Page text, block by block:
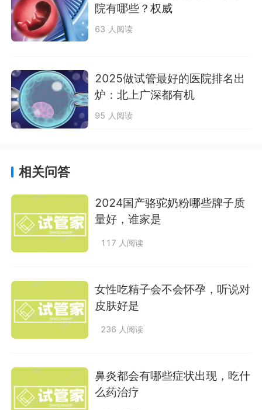
院有哪些？权威
63 人阅读
2025做试管最好的医院排名出
炉：北上广深都有机
95 人阅读
相关问答
2024国产骆驼奶粉哪些牌子质
量好，谁家是
117 人阅读
女性吃精子会不会怀孕，听说对
皮肤好是
236 人阅读
鼻炎都会有哪些症状出现，吃什
么药治疗